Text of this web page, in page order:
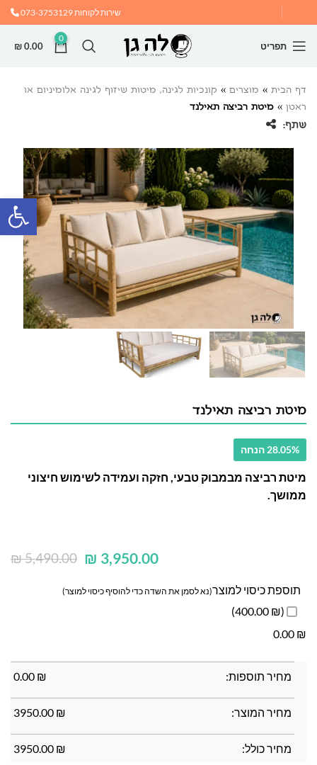
שירות לקוחות073-3753129
תפריט
0
₪0.00
דף הבית » מוצרים » קונכיות לגינה, מיטות שיזוף לגינה אלומיניום או
ראטן » מיטת רביצה תאילנד
שתף:
מיטת רביצה תאילנד
28.05% הנחה
מיטת רביצה מבמבוק טבעי, חזקה ועמידה לשימוש חיצוני
ממושך.
₪5,490.00 ₪ 3,950.00
תוספת כיסוי למוצר(נא לסמן את השדה כדי להוסיף כיסוי למוצר)
(₪ 400.00)
₪
0.00
מחיר תוספות: ₪
0.00
מחיר המוצר: ₪
3950.00
מחיר כולל: ₪
3950.00